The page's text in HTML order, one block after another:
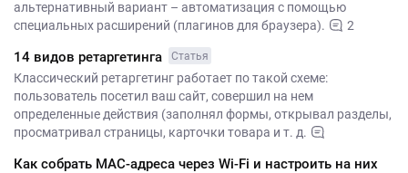
альтернативный вариант – автоматизация с помощью
специальных расширений (плагинов для браузера).
2
14 видов ретаргетинга Статья
Классический ретаргетинг работает по такой схеме:
пользователь посетил ваш сайт, совершил на нем
определенные действия (заполнял формы, открывал разделы,
просматривал страницы, карточки товара и т. д.
Как собрать MAC-адреса через Wi-Fi и настроить на них